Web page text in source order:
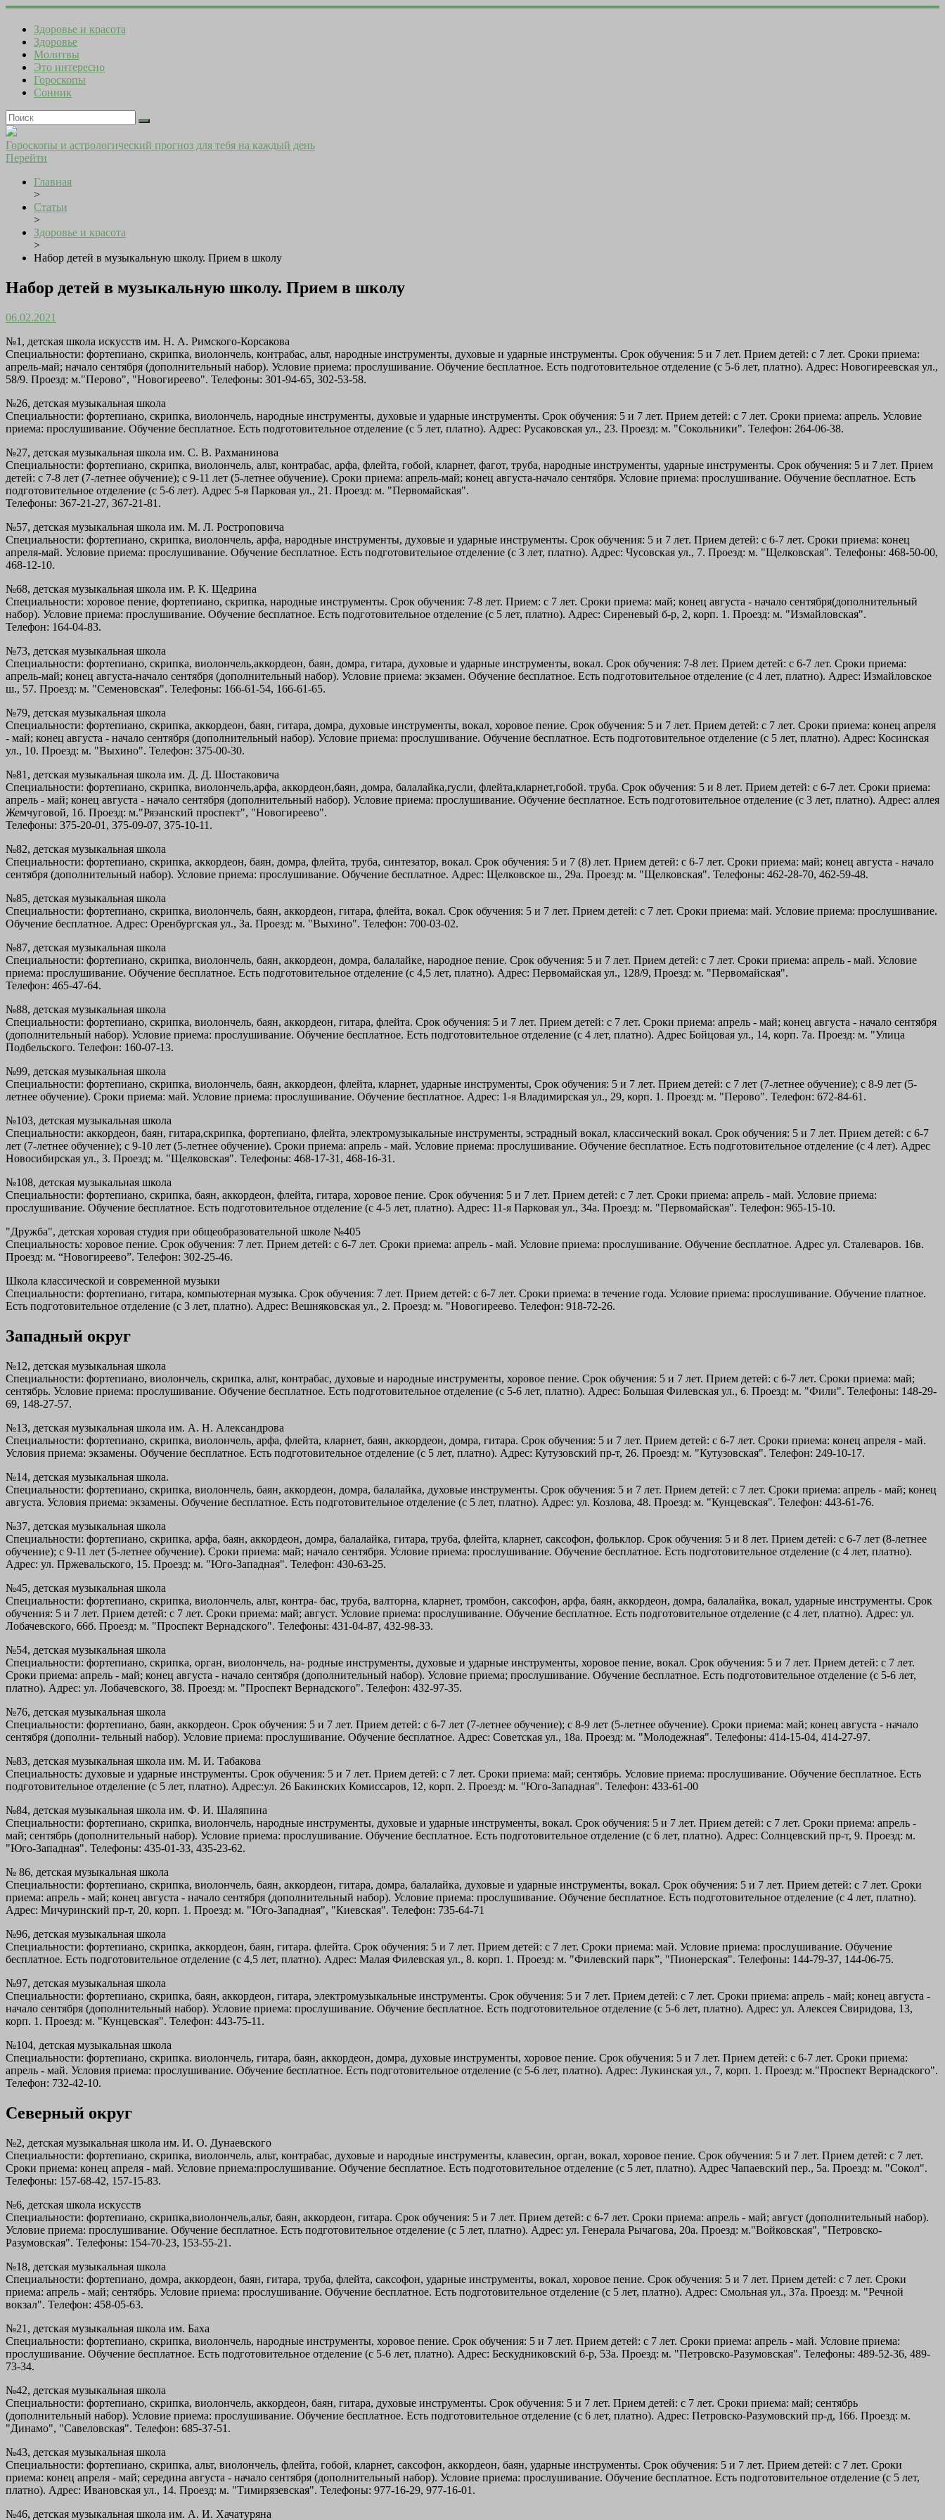
Здоровье и красота
Здоровье
Молитвы
Это интересно
Гороскопы
Сонник
Гороскопы и астрологический прогноз для тебя на каждый день
Перейти
Главная
>
Статьи
>
Здоровье и красота
>
Набор детей в музыкальную школу. Прием в школу
Набор детей в музыкальную школу. Прием в школу
06.02.2021
№1, детская школа искусств им. Н. А. Римского-Корсакова
Специальности: фортепиано, скрипка, виолончель, контрабас, альт, народные инструменты, духовые и ударные инструменты. Срок обучения: 5 и 7 лет. Прием детей: с 7 лет. Сроки приема:
апрель-май; начало сентября (дополнительный набор). Условие приема: прослушивание. Обучение бесплатное. Есть подготовительное отделение (с 5-6 лет, платно). Адрес: Новогиреевская ул.,
58/9. Проезд: м."Перово", "Новогиреево". Телефоны: 301-94-65, 302-53-58.
№26, детская музыкальная школа
Специальности: фортепиано, скрипка, виолончель, народные инструменты, духовые и ударные инструменты. Срок обучения: 5 и 7 лет. Прием детей: с 7 лет. Сроки приема: апрель. Условие
приема: прослушивание. Обучение бесплатное. Есть подготовительное отделение (с 5 лет, платно). Адрес: Русаковская ул., 23. Проезд: м. "Сокольники". Телефон: 264-06-38.
№27, детская музыкальная школа им. С. В. Рахманинова
Специальности: фортепиано, скрипка, виолончель, альт, контрабас, арфа, флейта, гобой, кларнет, фагот, труба, народные инструменты, ударные инструменты. Срок обучения: 5 и 7 лет. Прием
детей: с 7-8 лет (7-летнее обучение); с 9-11 лет (5-летнее обучение). Сроки приема: апрель-май; конец августа-начало сентября. Условие приема: прослушивание. Обучение бесплатное. Есть
подготовительное отделение (с 5-6 лет). Адрес 5-я Парковая ул., 21. Проезд: м. "Первомайская".
Телефоны: 367-21-27, 367-21-81.
№57, детская музыкальная школа им. М. Л. Ростроповича
Специальности: фортепиано, скрипка, виолончель, арфа, народные инструменты, духовые и ударные инструменты. Срок обучения: 5 и 7 лет. Прием детей: с 6-7 лет. Сроки приема: конец
апреля-май. Условие приема: прослушивание. Обучение бесплатное. Есть подготовительное отделение (с 3 лет, платно). Адрес: Чусовская ул., 7. Проезд: м. "Щелковская". Телефоны: 468-50-00,
468-12-10.
№68, детская музыкальная школа им. Р. К. Щедрина
Специальности: хоровое пение, фортепиано, скрипка, народные инструменты. Срок обучения: 7-8 лет. Прием: с 7 лет. Сроки приема: май; конец августа - начало сентября(дополнительный
набор). Условие приема: прослушивание. Обучение бесплатное. Есть подготовительное отделение (с 5 лет, платно). Адрес: Сиреневый б-р, 2, корп. 1. Проезд: м. "Измайловская".
Телефон: 164-04-83.
№73, детская музыкальная школа
Специальности: фортепиано, скрипка, виолончель,аккордеон, баян, домра, гитара, духовые и ударные инструменты, вокал. Срок обучения: 7-8 лет. Прием детей: с 6-7 лет. Сроки приема:
апрель-май; конец августа-начало сентября (дополнительный набор). Условие приема: экзамен. Обучение бесплатное. Есть подготовительное отделение (с 4 лет, платно). Адрес: Измайловское
ш., 57. Проезд: м. "Семеновская". Телефоны: 166-61-54, 166-61-65.
№79, детская музыкальная школа
Специальности: фортепиано, скрипка, аккордеон, баян, гитара, домра, духовые инструменты, вокал, хоровое пение. Срок обучения: 5 и 7 лет. Прием детей: с 7 лет. Сроки приема: конец апреля
- май; конец августа - начало сентября (дополнительный набор). Условие приема: прослушивание. Обучение бесплатное. Есть подготовительное отделение (с 5 лет, платно). Адрес: Косинская
ул., 10. Проезд: м. "Выхино". Телефон: 375-00-30.
№81, детская музыкальная школа им. Д. Д. Шостаковича
Специальности: фортепиано, скрипка, виолончель,арфа, аккордеон,баян, домра, балалайка,rycли, флейта,кларнет,гобой. труба. Срок обучения: 5 и 8 лет. Прием детей: с 6-7 лет. Сроки приема:
апрель - май; конец августа - начало сентября (дополнительный набор). Условие приема: прослушивание. Обучение бесплатное. Есть подготовительное отделение (с 3 лет, платно). Адрес: аллея
Жемчуговой, 1б. Проезд: м."Ряэанский проспект", "Новогиреево".
Телефоны: 375-20-01, 375-09-07, 375-10-11.
№82, детская музыкальная школа
Специальности: фортепиано, скрипка, аккордеон, баян, домра, флейта, труба, синтезатор, вокал. Срок обучения: 5 и 7 (8) лет. Прием детей: с 6-7 лет. Сроки приема: май; конец августа - начало
сентября (дополнительный набор). Условие приема: прослушивание. Обучение бесплатное. Адрес: Щелковское ш., 29а. Проезд: м. "Щелковская". Телефоны: 462-28-70, 462-59-48.
№85, детская музыкальная школа
Специальности: фортепиано, скрипка, виолончель, баян, аккордеон, гитара, флейта, вокал. Срок обучения: 5 и 7 лет. Прием детей: с 7 лет. Сроки приема: май. Условие приема: прослушивание.
Обучение бесплатное. Адрес: Оренбургская ул., За. Проезд: м. "Выхино". Телефон: 700-03-02.
№87, детская музыкальная школа
Специальности: фортепиано, скрипка, виолончель, баян, аккордеон, домра, балалайке, народное пение. Срок обучения: 5 и 7 лет. Прием детей: с 7 лет. Сроки приема: апрель - май. Условие
приема: прослушивание. Обучение бесплатное. Есть подготовительное отделение (с 4,5 лет, платно). Адрес: Первомайская ул., 128/9, Проезд: м. "Первомайская".
Телефон: 465-47-64.
№88, детская музыкальная школа
Специальности: фортепиано, скрипка, виолончель, баян, аккордеон, гитара, флейта. Срок обучения: 5 и 7 лет. Прием детей: с 7 лет. Сроки приема: апрель - май; конец августа - начало сентября
(дополнительный набор). Условие приема: прослушивание. Обучение бесплатное. Есть подготовительное отделение (с 4 лет, платно). Адрес Бойцовая ул., 14, корп. 7а. Проезд: м. "Улица
Подбельского. Телефон: 160-07-13.
№99, детская музыкальная школа
Специальности: фортепиано, скрипка, виолончель, баян, аккордеон, флейта, кларнет, ударные инструменты, Срок обучения: 5 и 7 лет. Прием детей: с 7 лет (7-летнее обучение); с 8-9 лет (5-
летнее обучение). Сроки приема: май. Условие приема: прослушивание. Обучение бесплатное. Адрес: 1-я Владимирская ул., 29, корп. 1. Проезд: м. "Перово". Телефон: 672-84-61.
№103, детская музыкальная школа
Специальности: аккордеон, баян, гитара,скрипка, фортепиано, флейта, электромузыкальные инструменты, эстрадный вокал, классический вокал. Срок обучения: 5 и 7 лет. Прием детей: с 6-7
лет (7-летнее обучение); с 9-10 лет (5-летнее обучение). Сроки приема: апрель - май. Условие приема: прослушивание. Обучение бесплатное. Есть подготовительное отделение (с 4 лет). Адрес
Новосибирская ул., 3. Проезд; м. "Щелковская". Телефоны: 468-17-31, 468-16-31.
№108, детская музыкальная школа
Специальности: фортепиано, скрипка, баян, аккордеон, флейта, гитара, хоровое пение. Срок обучения: 5 и 7 лет. Прием детей: с 7 лет. Сроки приема: апрель - май. Условие приема:
прослушивание. Обучение бесплатное. Есть подготовительное отделение (c 4-5 лет, платно). Адрес: 11-я Парковая ул., 34а. Проезд: м. "Первомайская". Телефон: 965-15-10.
"Дружба", детская хоровая студия при общеобразовательной школе №405
Специальность: хоровое пение. Срок обучения: 7 лет. Прием детей: с 6-7 лет. Сроки приема: апрель - май. Условие приема: прослушивание. Обучение бесплатное. Адрес ул. Сталеваров. 16в.
Проезд: м. “Новогиреево”. Телефон: 302-25-46.
Школа классической и современной музыки
Специальности: фортепиано, гитара, компьютерная музыка. Срок обучения: 7 лет. Прием детей: с 6-7 лет. Сроки приема: в течение года. Условие приема: прослушивание. Обучение платное.
Есть подготовительное отделение (с 3 лет, платно). Адрес: Вешняковская ул., 2. Проезд: м. "Новогиреево. Телефон: 918-72-26.
Западный округ
№12, детская музыкальная школа
Специальности: фортепиано, виолончель, скрипка, альт, контрабас, духовые и народные инструменты, хоровое пение. Срок обучения: 5 и 7 лет. Прием детей: с 6-7 лет. Сроки приема: май;
сентябрь. Условие приема: прослушивание. Обучение бесплатное. Есть подготовительное отделение (с 5-6 лет, платно). Адрес: Большая Филевская ул., 6. Проезд: м. "Фили". Телефоны: 148-29-
69, 148-27-57.
№13, детская музыкальная школа им. А. Н. Александрова
Специальности: фортепиано, скрипка, виолончель, арфа, флейта, кларнет, баян, аккордеон, домра, гитара. Срок обучения: 5 и 7 лет. Прием детей: с 6-7 лет. Сроки приема: конец апреля - май.
Условия приема: экзамены. Обучение бесплатное. Есть подготовительное отделение (с 5 лет, платно). Адрес: Кутузовский пр-т, 26. Проезд: м. "Кутузовская". Телефон: 249-10-17.
№14, детская музыкальная школа.
Специальности: фортепиано, скрипка, виолончель, баян, аккордеон, домра, балалайка, духовые инструменты. Срок обучения: 5 и 7 лет. Прием детей: с 7 лет. Сроки приема: апрель - май; конец
августа. Условия приема: экзамены. Обучение бесплатное. Есть подготовительное отделение (с 5 лет, платно). Адрес: ул. Козлова, 48. Проезд: м. "Кунцевская". Телефон: 443-61-76.
№37, детская музыкальная школа
Специальности: фортепиано, скрипка, арфа, баян, аккордеон, домра, балалайка, гитара, труба, флейта, кларнет, саксофон, фольклор. Срок обучения: 5 и 8 лет. Прием детей: с 6-7 лет (8-летнее
обучение); с 9-11 лет (5-летнее обучение). Сроки приема: май; начало сентября. Условие приема: прослушивание. Обучение бесплатное. Есть подготовительное отделение (с 4 лет, платно).
Адрес: ул. Пржевальского, 15. Проезд: м. "Юго-Западная". Телефон: 430-63-25.
№45, детская музыкальная школа
Специальности: фортепиано, скрипка, виолончель, альт, контра- бас, труба, валторна, кларнет, тромбон, саксофон, арфа, баян, аккордеон, домра, балалайка, вокал, ударные инструменты. Срок
обучения: 5 и 7 лет. Прием детей: с 7 лет. Сроки приема: май; август. Условие приема: прослушивание. Обучение бесплатное. Есть подготовительное отделение (с 4 лет, платно). Адрес: ул.
Лобачевского, 66б. Проезд: м. "Проспект Вернадского". Телефоны: 431-04-87, 432-98-33.
№54, детская музыкальная школа
Специальности: фортепиано, скрипка, орган, виолончель, на- родные инструменты, духовые и ударные инструменты, хоровое пение, вокал. Срок обучения: 5 и 7 лет. Прием детей: с 7 лет.
Сроки приема: апрель - май; конец августа - начало сентября (дополнительный набор). Условие приема; прослушивание. Обучение бесплатное. Есть подготовительное отделение (с 5-6 лет,
платно). Адрес: ул. Лобачевского, 38. Проезд: м. "Проспект Вернадского". Телефон: 432-97-35.
№76, детская музыкальная школа
Специальности: фортепиано, баян, аккордеон. Срок обучения: 5 и 7 лет. Прием детей: с 6-7 лет (7-летнее обучение); с 8-9 лет (5-летнее обучение). Сроки приема: май; конец августа - начало
сентября (дополни- тельный набор). Условие приема: прослушивание. Обучение бесплатное. Адрес: Советская ул., 18а. Проезд: м. "Молодежная". Телефоны: 414-15-04, 414-27-97.
№83, детская музыкальная школа им. М. И. Табакова
Специальность: духовые и ударные инструменты. Срок обучения: 5 и 7 лет. Прием детей: с 7 лет. Сроки приема: май; сентябрь. Условие приема: прослушивание. Обучение бесплатное. Есть
подготовительное отделение (с 5 лет, платно). Адрес:ул. 26 Бакинских Комиссаров, 12, корп. 2. Проезд: м. "Юго-Западная". Телефон: 433-61-00
№84, детская музыкальная школа им. Ф. И. Шаляпина
Специальности: фортепиано, скрипка, виолончель, народные инструменты, духовые и ударные инструменты, вокал. Срок обучения: 5 и 7 лет. Прием детей: с 7 лет. Сроки приема: апрель -
май; сентябрь (дополнительный набор). Условие приема: прослушивание. Обучение бесплатное. Есть подготовительное отделение (с 6 лет, платно). Адрес: Солнцевский пр-т, 9. Проезд: м.
"Юго-Западная". Телефоны: 435-01-33, 435-23-62.
№ 86, детская музыкальная школа
Специальности: фортепиано, скрипка, виолончель, баян, аккордеон, гитара, домра, балалайка, духовые и ударные инструменты, вокал. Срок обучения: 5 и 7 лет. Прием детей: с 7 лет. Сроки
приема: апрель - май; конец августа - начало сентября (дополнительный набор). Условие приема: прослушивание. Обучение бесплатное. Есть подготовительное отделение (с 4 лет, платно).
Адрес: Мичуринский пр-т, 20, корп. 1. Проезд: м. "Юго-Западная", "Киевская". Телефон: 735-64-71
№96, детская музыкальная школа
Специальности: фортепиано, скрипка, аккордеон, баян, гитара. флейта. Срок обучения: 5 и 7 лет. Прием детей: с 7 лет. Сроки приема: май. Условие приема: прослушивание. Обучение
бесплатное. Есть подготовительное отделение (с 4,5 лет, платно). Адрес: Малая Филевская ул., 8. корп. 1. Проезд: м. "Филевский парк”, "Пионерская". Телефоны: 144-79-37, 144-06-75.
№97, детская музыкальная школа
Специальности: фортепиано, скрипка, баян, аккордеон, гитара, электромузыкальные инструменты. Срок обучения: 5 и 7 лет. Прием детей: с 7 лет. Сроки приема: апрель - май; конец августа -
начало сентября (дополнительный набор). Условие приема: прослушивание. Обучение бесплатное. Есть подготовительное отделение (с 5-6 лет, платно). Адрес: ул. Алексея Свиридова, 13,
корп. 1. Проезд: м. "Кунцевская". Телефон: 443-75-11.
№104, детская музыкальная школа
Специальности: фортепиано, скрипка. виолончель, гитара, баян, аккордеон, домра, духовые инструменты, хоровое пение. Срок обучения: 5 и 7 лет. Прием детей: с 6-7 лет. Сроки приема:
апрель - май. Условия приема: прослушивание. Обучение бесплатное. Есть подготовительное отделение (с 5-6 лет, платно). Адрес: Лукинская ул., 7, корп. 1. Проезд: м."Проспект Вернадского".
Телефон: 732-42-10.
Северный округ
№2, детская музыкальная школа им. И. О. Дунаевского
Специальности: фортепиано, скрипка, виолончель, альт, контрабас, духовые и народные инструменты, клавесин, орган, вокал, хоровое пение. Срок обучения: 5 и 7 лет. Прием детей: с 7 лет.
Сроки приема: конец апреля - май. Условие приема:прослушивание. Обучение бесплатное. Есть подготовительное отделение (с 5 лет, платно). Адрес Чапаевский пер., 5а. Проезд: м. "Сокол".
Телефоны: 157-68-42, 157-15-83.
№6, детская школа искусств
Специальности: фортепиано, скрипка,виолончель,альт, баян, аккордеон, гитара. Срок обучения: 5 и 7 лет. Прием детей: с 6-7 лет. Сроки приема: апрель - май; август (дополнительный набор).
Условие приема: прослушивание. Обучение бесплатное. Есть подготовительное отделение (с 5 лет, платно). Адрес: ул. Генерала Рычагова, 20а. Проезд: м."Войковская", "Петровско-
Разумовская". Телефоны: 154-70-23, 153-55-21.
№18, детская музыкальная школа
Специальности: фортепиано, домра, аккордеон, баян, гитара, труба, флейта, саксофон, ударные инструменты, вокал, хоровое пение. Срок обучения: 5 и 7 лет. Прием детей: с 7 лет. Сроки
приема: апрель - май; сентябрь. Условие приема: прослушивание. Обучение бесплатное. Есть подготовительное отделение (с 5 лет, платно). Адрес: Смольная ул., 37а. Проезд: м. "Речной
вокзал". Телефон: 458-05-63.
№21, детская музыкальная школа им. Баха
Специальности: фортепиано, скрипка, виолончель, народные инструменты, хоровое пение. Срок обучения: 5 и 7 лет. Прием детей: с 7 лет. Сроки приема: апрель - май. Условие приема:
прослушивание. Обучение бесплатное. Есть подготовительное отделение (с 5-6 лет, платно). Адрес: Бескудниковский б-р, 53а. Проезд: м. "Петровско-Разумовская". Телефоны: 489-52-36, 489-
73-34.
№42, детская музыкальная школа
Специальности: фортепиано, скрипка, виолончель, аккордеон, баян, гитара, духовые инструменты. Срок обучения: 5 и 7 лет. Прием детей: с 7 лет. Сроки приема: май; сентябрь
(дополнительный набор). Условие приема: прослушивание. Обучение бесплатное. Есть подготовительное отделение (с 6 лет, платно). Адрес: Петровско-Разумовский пр-д, 166. Проезд: м.
"Динамо", "Савеловская". Телефон: 685-37-51.
№43, детская музыкальная школа
Специальности: фортепиано, скрипка, альт, виолончель, флейта, гобой, кларнет, саксофон, аккордеон, баян, ударные инструменты. Срок обучения: 5 и 7 лет. Прием детей: с 7 лет. Сроки
приема: конец апреля - май; середина августа - начало сентября (дополнительный набор). Условие приема: прослушивание. Обучение бесплатное. Есть подготовительное отделение (с 5 лет,
платно). Адрес: Ивановская ул., 14. Проезд: м. "Тимирязевская". Телефоны: 977-16-29, 977-16-01.
№46, детская музыкальная школа им. А. И. Хачатуряна